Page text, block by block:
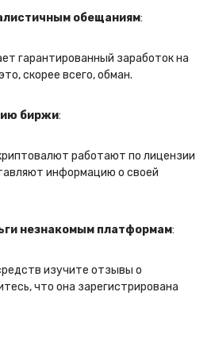
обещаниям:
гарантированный заработок на
скорее всего, обман.
биржи:
работают по лицензии
информацию о своей
незнакомым платформам:
изучите отзывы о
что она зарегистрирована